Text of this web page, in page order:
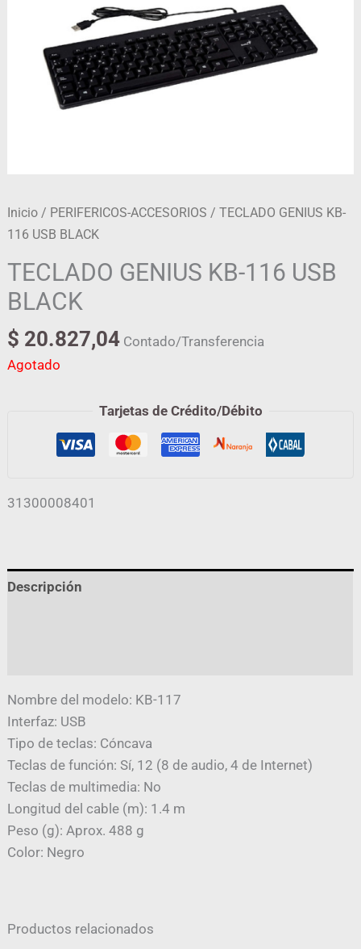
Inicio / PERIFERICOS-ACCESORIOS / TECLADO GENIUS KB-
116 USB BLACK
TECLADO GENIUS KB-116 USB
BLACK
$ 20.827,04 Contado/Transferencia
Agotado
Tarjetas de Crédito/Débito
31300008401
Descripción
Nombre del modelo: KB-117
Interfaz: USB
Tipo de teclas: Cóncava
Teclas de función: Sí, 12 (8 de audio, 4 de Internet)
Teclas de multimedia: No
Longitud del cable (m): 1.4 m
Peso (g): Aprox. 488 g
Color: Negro
Productos relacionados